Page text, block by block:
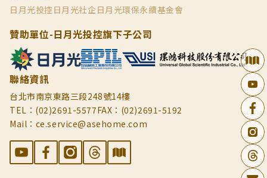
日月光投控 日月光社企日月光環保永續基金會
贊助單位-日月光投控旗下子公司
聯絡資訊
台北市南京東路三段248號14樓
TEL：(02)2691-5577FAX：(02)2691-5192
Mail：ce.service@asehome.com